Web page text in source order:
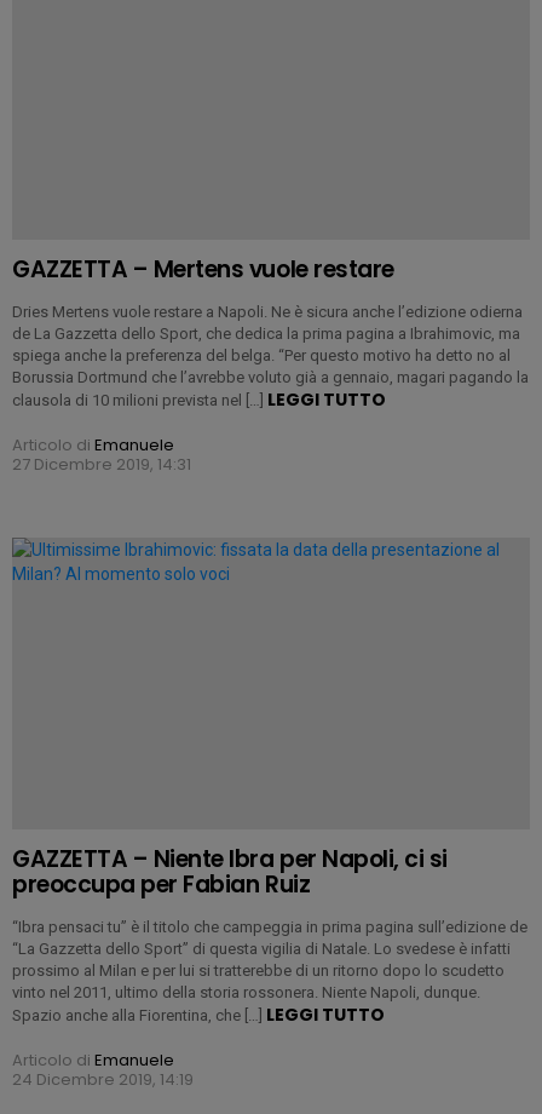
GAZZETTA – Mertens vuole restare
Dries Mertens vuole restare a Napoli. Ne è sicura anche l’edizione odierna
de La Gazzetta dello Sport, che dedica la prima pagina a Ibrahimovic, ma
spiega anche la preferenza del belga. “Per questo motivo ha detto no al
Borussia Dortmund che l’avrebbe voluto già a gennaio, magari pagando la
clausola di 10 milioni prevista nel […] LEGGI TUTTO
Articolo di Emanuele
27 Dicembre 2019, 14:31
GAZZETTA – Niente Ibra per Napoli, ci si
preoccupa per Fabian Ruiz
“Ibra pensaci tu” è il titolo che campeggia in prima pagina sull’edizione de
“La Gazzetta dello Sport” di questa vigilia di Natale. Lo svedese è infatti
prossimo al Milan e per lui si tratterebbe di un ritorno dopo lo scudetto
vinto nel 2011, ultimo della storia rossonera. Niente Napoli, dunque.
Spazio anche alla Fiorentina, che […] LEGGI TUTTO
Articolo di Emanuele
24 Dicembre 2019, 14:19